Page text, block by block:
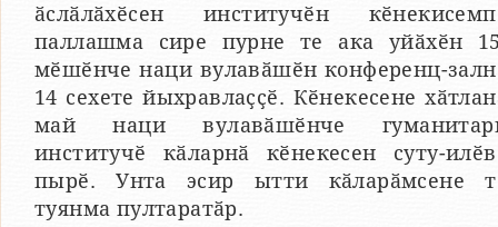
ӑслӑлӑхӗсен институчӗн
паллашма сире пурне те ака уйӑхӗн
мӗшӗнче наци вулавӑшӗн конференц-
14 сехете йыхравлаҫҫӗ. Кӗнекесене
май наци вулавӑшӗнче
институчӗ кӑларнӑ кӗнекесен суту-
пырӗ. Унта эсир ытти кӑларӑмсене
туянма пултаратӑр.